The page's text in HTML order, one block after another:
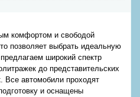
комфортом и свободой
позволяет выбрать идеальную
широкий спектр
до представительских
Все автомобили проходят
и оснащены